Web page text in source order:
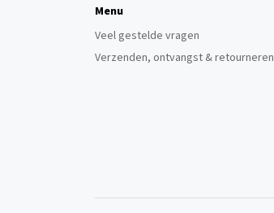
Menu
Veel gestelde vragen
Verzenden, ontvangst & retourneren